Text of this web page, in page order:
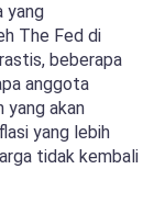
yang
The Fed di
beberapa
anggota
yang akan
yang lebih
tidak kembali